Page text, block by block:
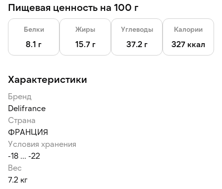
подать его к яичнице с ароматным кофе.
Пищевая ценность на 100 г
Белки
8.1 г
Жиры
15.7 г
Углеводы
37.2 г
Калории
327 ккал
Характеристики
Бренд
Delifrance
Страна
ФРАНЦИЯ
Условия хранения
-18 ... -22
Вес
7.2 кг